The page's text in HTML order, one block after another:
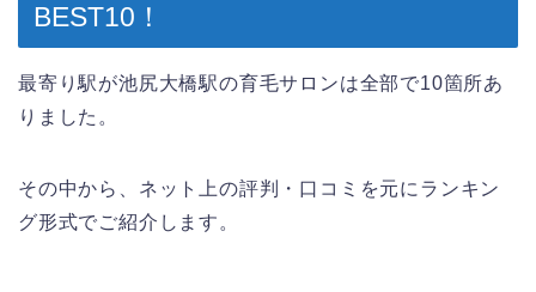
BEST10！
最寄り駅が池尻大橋駅の育毛サロンは全部で10箇所あ
りました。
その中から、ネット上の評判・口コミを元にランキン
グ形式でご紹介します。